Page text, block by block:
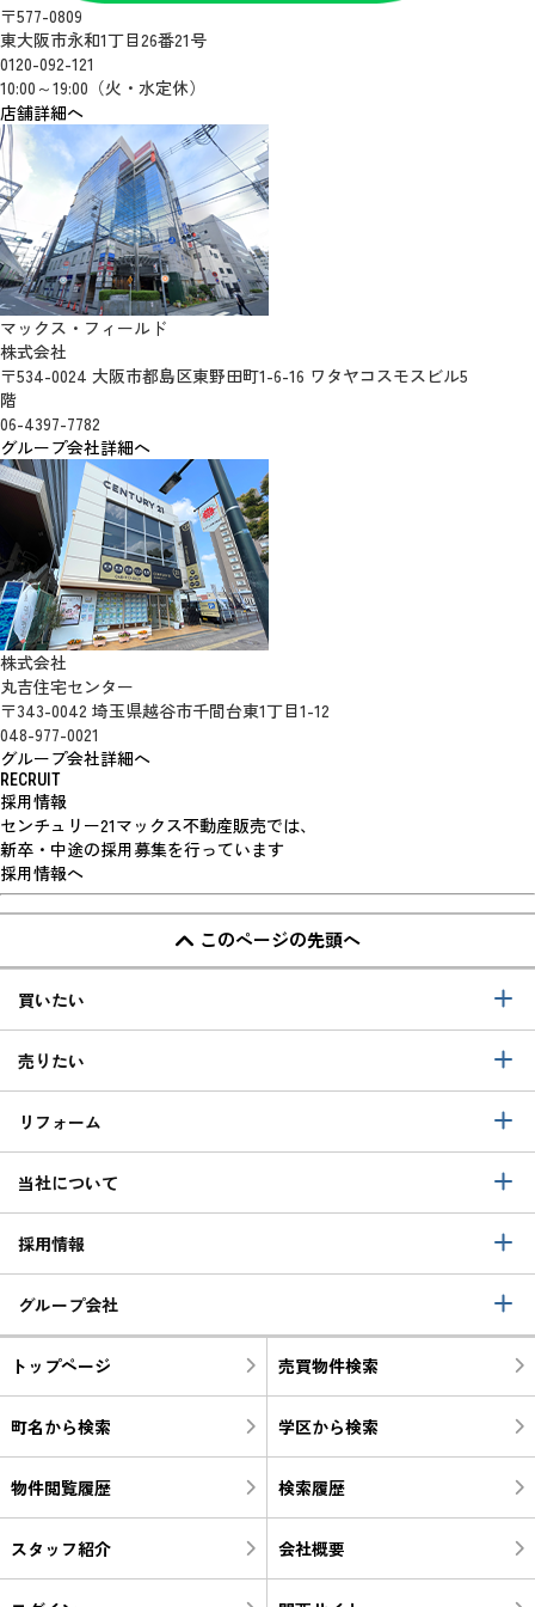
〒577-0809
東大阪市永和1丁目26番21号
0120-092-121
10:00～19:00（火・水定休）
店舗詳細へ
マックス・フィールド
株式会社
〒534-0024 大阪市都島区東野田町1-6-16 ワタヤコスモスビル5
階
06-4397-7782
グループ会社詳細へ
株式会社
丸吉住宅センター
〒343-0042 埼玉県越谷市千間台東1丁目1-12
048-977-0021
グループ会社詳細へ
RECRUIT
採用情報
センチュリー21マックス不動産販売では、
新卒・中途の採用募集を行っています
採用情報へ
このページの先頭へ
買いたい
売りたい
リフォーム
当社について
採用情報
グループ会社
トップページ 売買物件検索
町名から検索 学区から検索
物件閲覧履歴 検索履歴
スタッフ紹介 会社概要